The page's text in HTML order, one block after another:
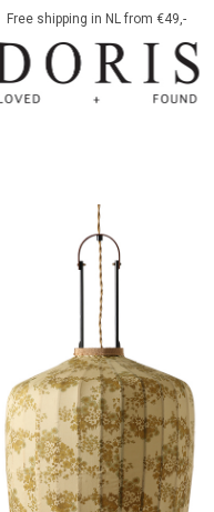
Free shipping in NL from €49,-